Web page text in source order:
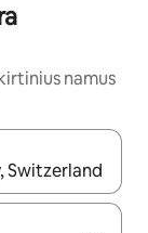
namus
galite